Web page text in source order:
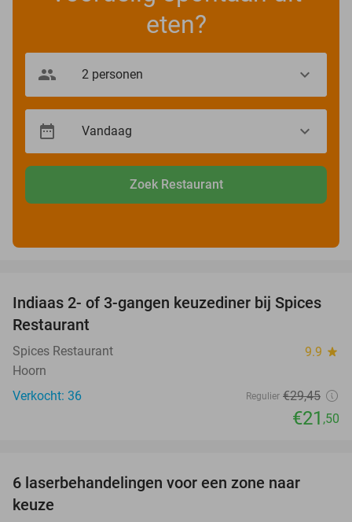
eten?
Zoek Restaurant
27%
Indiaas 2- of 3-gangen keuzediner bij Spices
Restaurant
Spices Restaurant 9.9 star
Hoorn
Verkocht: 36
Regulier €29,45
€21 ,50
6 laserbehandelingen voor een zone naar
keuze